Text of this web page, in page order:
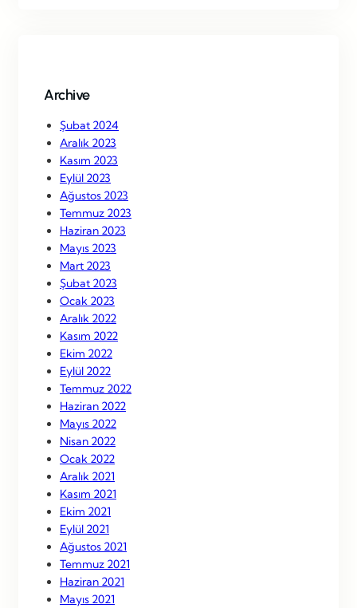
Archive
Şubat 2024
Aralık 2023
Kasım 2023
Eylül 2023
Ağustos 2023
Temmuz 2023
Haziran 2023
Mayıs 2023
Mart 2023
Şubat 2023
Ocak 2023
Aralık 2022
Kasım 2022
Ekim 2022
Eylül 2022
Temmuz 2022
Haziran 2022
Mayıs 2022
Nisan 2022
Ocak 2022
Aralık 2021
Kasım 2021
Ekim 2021
Eylül 2021
Ağustos 2021
Temmuz 2021
Haziran 2021
Mayıs 2021